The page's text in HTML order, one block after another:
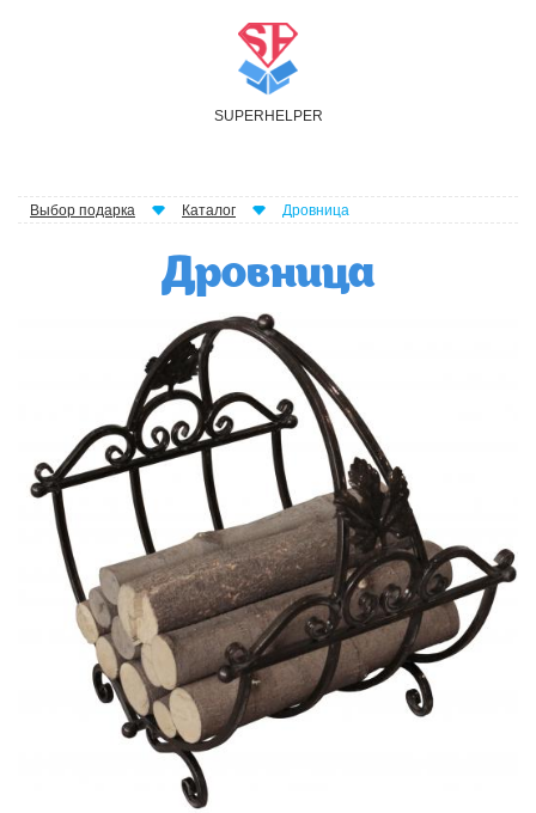
SUPER H ELPER
Выбор подарка Каталог Дровница
Дровница